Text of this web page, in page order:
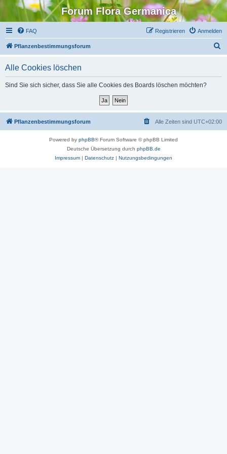
Forum Flora Germanica
FAQ Anmelden
Registrieren
Pflanzenbestimmungsforum
Alle Cookies löschen
Sind Sie sich sicher, dass Sie alle Cookies des Boards löschen möchten?
Pflanzenbestimmungsforum Alle Zeiten sind UTC+02:00
Powered by phpBB® Forum Software © phpBB Limited
Deutsche Übersetzung durch phpBB.de
Impressum | Datenschutz | Nutzungsbedingungen